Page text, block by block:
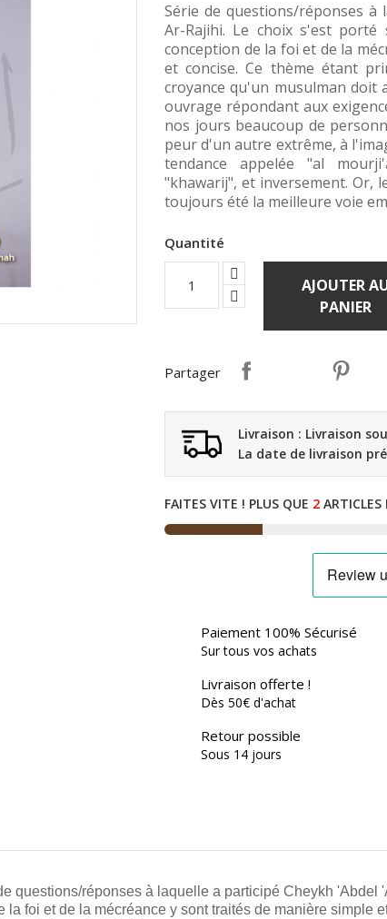
Série de questions/réponses à
Ar-Rajihi. Le choix s'est porté
conception de la foi et de la
et concise. Ce thème étant
croyance qu'un musulman
ouvrage répondant aux
nos jours beaucoup de
peur d'un autre extrême, à
tendance appelée "al
"khawarij", et inversement. Or,
toujours été la meilleure voie
Quantité
AJOUTER
PANIER
Partager
Livraison : Livraison
La date de livraison
FAITES VITE ! PLUS QUE 2 ARTICLES
Paiement 100% Sécurisé
Sur tous vos achats
Livraison offerte !
Dès 50€ d'achat
Retour possible
Sous 14 jours
questions/réponses à laquelle a participé Cheykh 'Abdel
foi et de la mécréance y sont traités de manière simple